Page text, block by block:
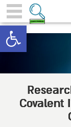
Covalent